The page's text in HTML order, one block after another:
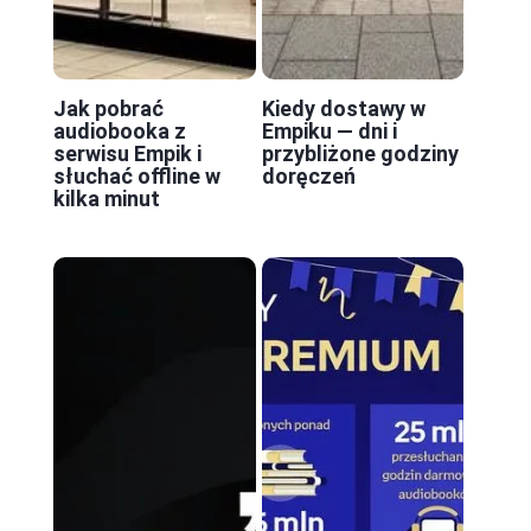
Jak pobrać
audiobooka z
serwisu Empik i
słuchać offline w
kilka minut
Kiedy dostawy w
Empiku — dni i
przybliżone godziny
doręczeń